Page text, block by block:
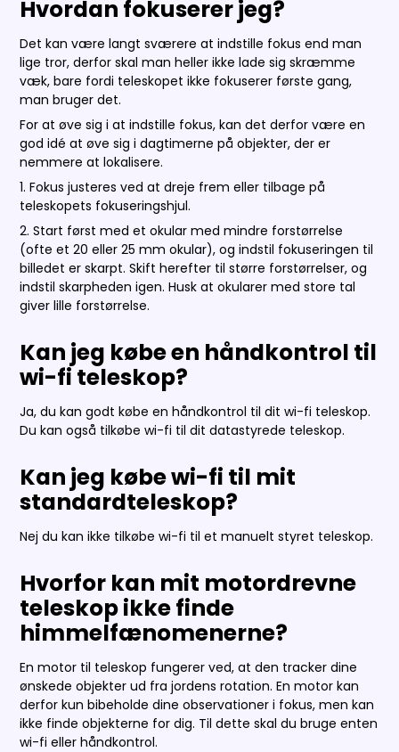
Hvordan fokuserer jeg?
Det kan være langt sværere at indstille fokus end man
lige tror, derfor skal man heller ikke lade sig skræmme
væk, bare fordi teleskopet ikke fokuserer første gang,
man bruger det.
For at øve sig i at indstille fokus, kan det derfor være en
god idé at øve sig i dagtimerne på objekter, der er
nemmere at lokalisere.
1. Fokus justeres ved at dreje frem eller tilbage på
teleskopets fokuseringshjul.
2. Start først med et okular med mindre forstørrelse
(ofte et 20 eller 25 mm okular), og indstil fokuseringen til
billedet er skarpt. Skift herefter til større forstørrelser, og
indstil skarpheden igen. Husk at okularer med store tal
giver lille forstørrelse.
Kan jeg købe en håndkontrol til
wi-fi teleskop?
Ja, du kan godt købe en håndkontrol til dit wi-fi teleskop.
Du kan også tilkøbe wi-fi til dit datastyrede teleskop.
Kan jeg købe wi-fi til mit
standardteleskop?
Nej du kan ikke tilkøbe wi-fi til et manuelt styret teleskop.
Hvorfor kan mit motordrevne
teleskop ikke finde
himmelfænomenerne?
En motor til teleskop fungerer ved, at den tracker dine
ønskede objekter ud fra jordens rotation. En motor kan
derfor kun bibeholde dine observationer i fokus, men kan
ikke finde objekterne for dig. Til dette skal du bruge enten
wi-fi eller håndkontrol.